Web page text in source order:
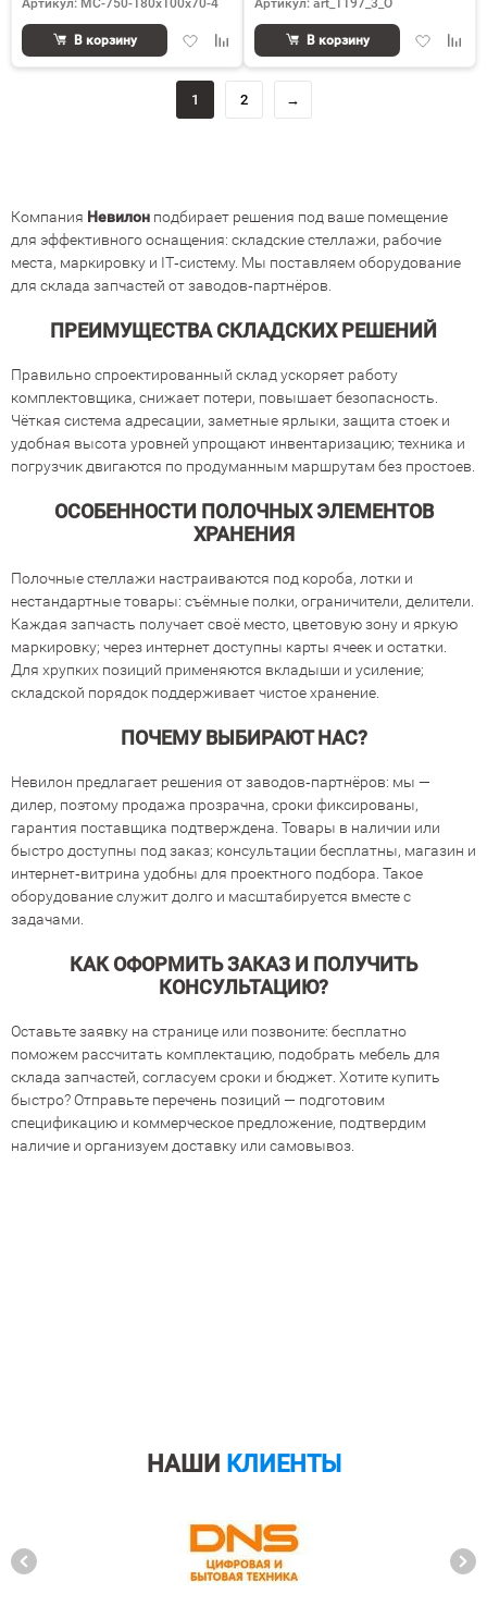
Артикул: МС-750-180х100х70-4
Добавить
избранное
Добавить
сравнению
В корзину
Артикул: art_1197_3_O
Добавить
В корзину
1 2 →
Компания Невилон подбирает решения под ваше помещение
для эффективного оснащения: складские стеллажи, рабочие
места, маркировку и IT‐систему. Мы поставляем оборудование
для склада запчастей от заводов‐партнёров.
ПРЕИМУЩЕСТВА СКЛАДСКИХ РЕШЕНИЙ
Правильно спроектированный склад ускоряет работу
комплектовщика, снижает потери, повышает безопасность.
Чёткая система адресации, заметные ярлыки, защита стоек и
удобная высота уровней упрощают инвентаризацию; техника и
погрузчик двигаются по продуманным маршрутам без простоев.
ОСОБЕННОСТИ ПОЛОЧНЫХ ЭЛЕМЕНТОВ
ХРАНЕНИЯ
Полочные стеллажи настраиваются под короба, лотки и
нестандартные товары: съёмные полки, ограничители, делители.
Каждая запчасть получает своё место, цветовую зону и яркую
маркировку; через интернет доступны карты ячеек и остатки.
Для хрупких позиций применяются вкладыши и усиление;
складской порядок поддерживает чистое хранение.
ПОЧЕМУ ВЫБИРАЮТ НАС?
Невилон предлагает решения от заводов‐партнёров: мы —
дилер, поэтому продажа прозрачна, сроки фиксированы,
гарантия поставщика подтверждена. Товары в наличии или
быстро доступны под заказ; консультации бесплатны, магазин и
интернет‐витрина удобны для проектного подбора. Такое
оборудование служит долго и масштабируется вместе с
задачами.
КАК ОФОРМИТЬ ЗАКАЗ И ПОЛУЧИТЬ
КОНСУЛЬТАЦИЮ?
Оставьте заявку на странице или позвоните: бесплатно
поможем рассчитать комплектацию, подобрать мебель для
склада запчастей, согласуем сроки и бюджет. Хотите купить
быстро? Отправьте перечень позиций — подготовим
спецификацию и коммерческое предложение, подтвердим
наличие и организуем доставку или самовывоз.
НАШИ КЛИЕНТЫ